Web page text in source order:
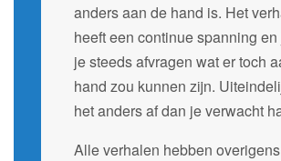
anders aan de hand is. Het
heeft een continue spanning
je steeds afvragen wat er toch
hand zou kunnen zijn.
het anders af dan je verwacht
Alle verhalen hebben